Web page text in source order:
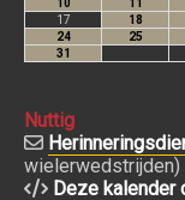
Nuttig
wielerwedstrijden)
Deze kalender